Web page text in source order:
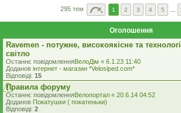
295 тем 1 2 3 4 5
Оголошення
Ravemen - потужне, високоякісне та
світло
Останнє повідомленняВелоДім « 6.1.23 11:40
Доданов iнтернет - магазин *Velosiped.com*
Відповіді: 15
Правила форуму
Останнє повідомленняВелопортал « 20.6.14 04:52
Доданов Покатушки ( покатеньки)
Відповіді: 2